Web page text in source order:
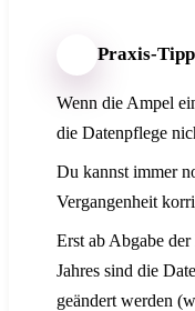
Praxis-
Wenn die Ampel
die Datenpflege
Du kannst immer
Vergangenheit
Erst ab Abgabe
Jahres sind die
geändert werden